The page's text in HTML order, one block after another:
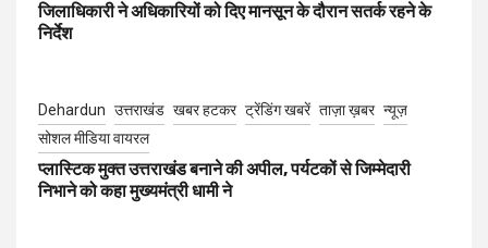
जिलाधिकारी ने अधिकारियों को दिए मानसून के दौरान सतर्क रहने के
निर्देश
Dehardun उत्तराखंड खबर हटकर ट्रेंडिंग खबरें ताज़ा ख़बर न्यूज़
सोशल मीडिया वायरल
प्लास्टिक मुक्त उत्तराखंड बनाने की अपील, पर्यटकों से जिम्मेदारी
निभाने को कहा मुख्यमंत्री धामी ने